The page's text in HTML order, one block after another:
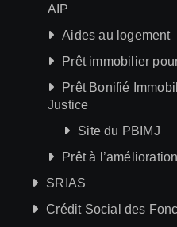
AIP
Aides au logement
Prêt immobilier
Prêt Bonifié
Justice
Site du PBIMJ
Prêt à
SRIAS
Crédit Social des